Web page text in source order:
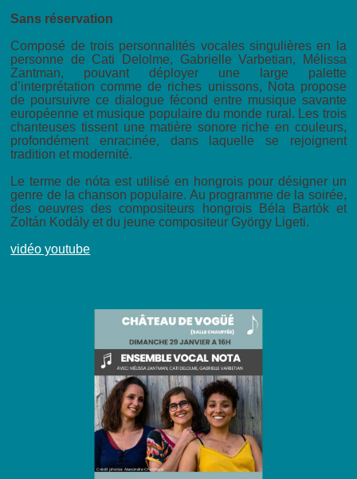
Sans réservation
Composé de trois personnalités vocales singulières en la
personne de Cati Delolme, Gabrielle Varbetian, Mélissa
Zantman, pouvant déployer une large palette
d’interprétation comme de riches unissons, Nota propose
de poursuivre ce dialogue fécond entre musique savante
européenne et musique populaire du monde rural. Les trois
chanteuses tissent une matière sonore riche en couleurs,
profondément enracinée, dans laquelle se rejoignent
tradition et modernité.
Le terme de nóta est utilisé en hongrois pour désigner un
genre de la chanson populaire. Au programme de la soirée,
des oeuvres des compositeurs hongrois Béla Bartók et
Zoltán Kodály et du jeune compositeur György Ligeti.
vidéo youtube